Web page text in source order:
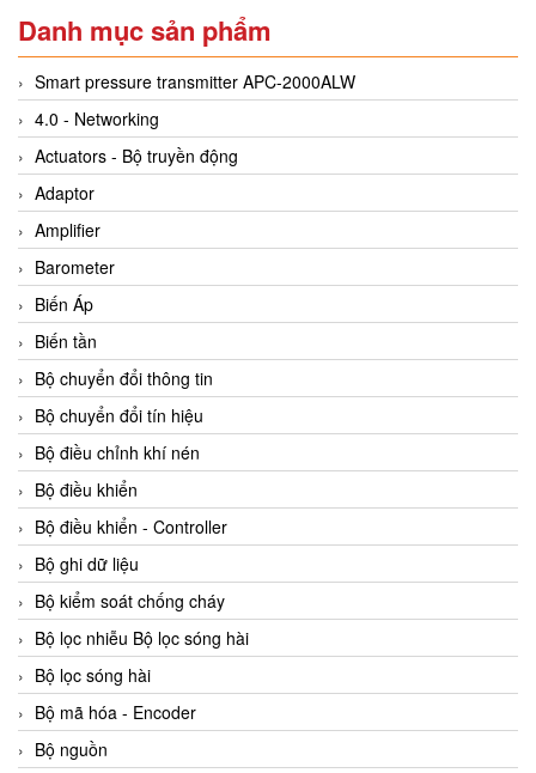
Danh mục sản phẩm
Smart pressure transmitter APC-2000ALW
4.0 - Networking
Actuators - Bộ truyền động
Adaptor
Amplifier
Barometer
Biến Áp
Biến tần
Bộ chuyển đổi thông tin
Bộ chuyển đổi tín hiệu
Bộ điều chỉnh khí nén
Bộ điều khiển
Bộ điều khiển - Controller
Bộ ghi dữ liệu
Bộ kiểm soát chống cháy
Bộ lọc nhiễu Bộ lọc sóng hài
Bộ lọc sóng hài
Bộ mã hóa - Encoder
Bộ nguồn